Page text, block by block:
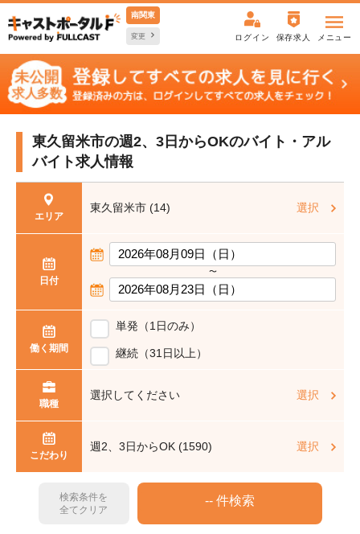
南関東
変更 ログイン 保存求人 メニュー
東久留米市の週2、3日からOKのバイト・アル
バイト求人情報
エリア
東久留米市 (14) 選択
日付
〜
働く期間
単発（1日のみ）
継続（31日以上）
職種
選択してください 選択
こだわり
週2、3日からOK (1590) 選択
検索条件を
全てクリア